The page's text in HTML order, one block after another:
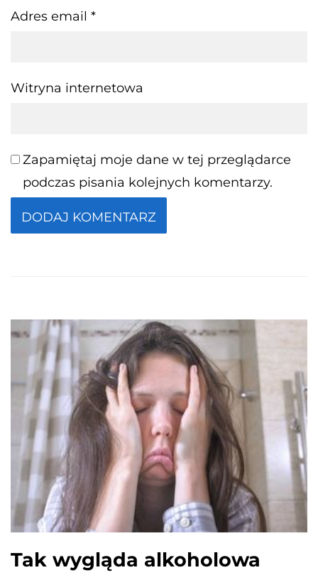
Adres email *
Witryna internetowa
Zapamiętaj moje dane w tej przeglądarce
podczas pisania kolejnych komentarzy.
Tak wygląda alkoholowa